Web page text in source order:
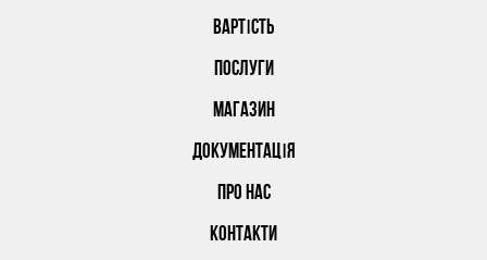
ВАРТІСТЬ
ПОСЛУГИ
МАГАЗИН
ДОКУМЕНТАЦІЯ
ПРО НАС
КОНТАКТИ